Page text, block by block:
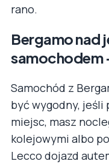
rano.
Bergamo nad
samochodem
Samochód z
być wygodny, jeśli
miejsc, masz
kolejowymi albo
Lecco dojazd